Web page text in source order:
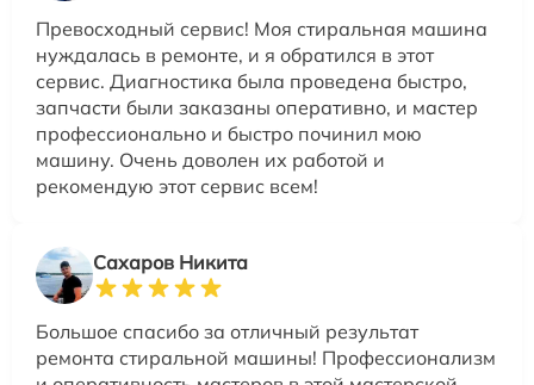
Превосходный сервис! Моя стиральная машина
нуждалась в ремонте, и я обратился в этот
сервис. Диагностика была проведена быстро,
запчасти были заказаны оперативно, и мастер
профессионально и быстро починил мою
машину. Очень доволен их работой и
рекомендую этот сервис всем!
Сахаров Никита
Большое спасибо за отличный результат
ремонта стиральной машины! Профессионализм